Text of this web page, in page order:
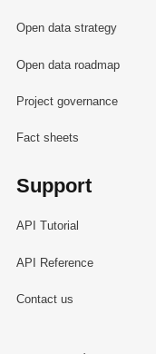
Open data strategy
Open data roadmap
Project governance
Fact sheets
Support
API Tutorial
API Reference
Contact us